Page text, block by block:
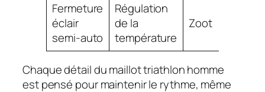
Fermeture
éclair
semi-auto
Régulation
de la
température
Zoot
Chaque détail du maillot triathlon homme
est pensé pour maintenir le rythme, même